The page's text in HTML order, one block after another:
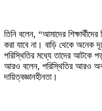
‎তিনি বলেন, “আমাদের
করা যাবে না। বাড়ি থেকে
পরিস্থিতির মধ্যে তাদের আটকে
আরও বলেন, পরিস্থিতির আরও
দায়িত্বজ্ঞানহীনতা।